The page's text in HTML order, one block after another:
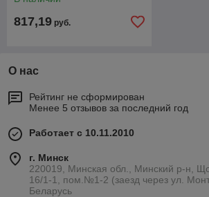
817,19 руб.
О нас
Рейтинг не сформирован
Менее 5 отзывов за последний год
Работает с 10.11.2010
г. Минск
220019, Минская обл., Минский р-н,
16/1-1, пом.№1-2 (заезд через ул.
Беларусь